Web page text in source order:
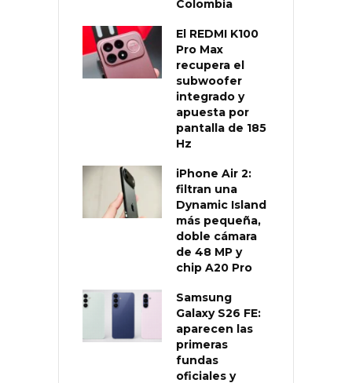
Colombia
El REDMI K100
Pro Max
recupera el
subwoofer
integrado y
apuesta por
pantalla de 185
Hz
iPhone Air 2:
filtran una
Dynamic Island
más pequeña,
doble cámara
de 48 MP y
chip A20 Pro
Samsung
Galaxy S26 FE:
aparecen las
primeras
fundas
oficiales y